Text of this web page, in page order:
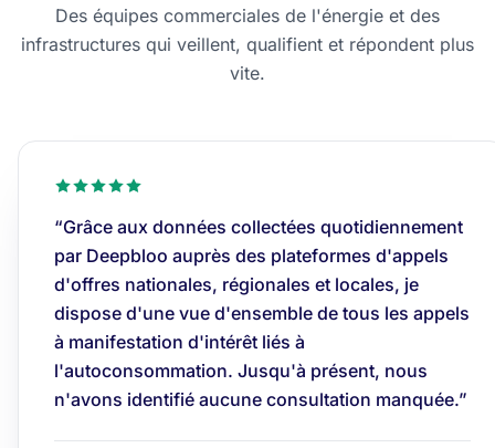
Des équipes commerciales de l'énergie et des
infrastructures qui veillent, qualifient et répondent plus
vite.
“Grâce aux données collectées quotidiennement
par Deepbloo auprès des plateformes d'appels
d'offres nationales, régionales et locales, je
dispose d'une vue d'ensemble de tous les appels
à manifestation d'intérêt liés à
l'autoconsommation. Jusqu'à présent, nous
n'avons identifié aucune consultation manquée.”